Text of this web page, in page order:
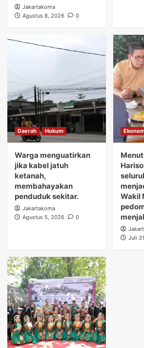
4
Menutup kegiatan,
Menteri sebagai
menjalankan tugas.
5
Ketua Balai Adat Keariaan
Ali Akipin mengucapkan
dukungan dan bantuan
dan seluruh jajarannya.
Jakartakoma
Agustus 8, 2026
0
Daerah Hukum
Warga menguatirkan
jika kabel jatuh
ketanah,
membahayakan
penduduk sekitar.
Jakartakoma
Agustus 5, 2026
0
Wakil
Juli